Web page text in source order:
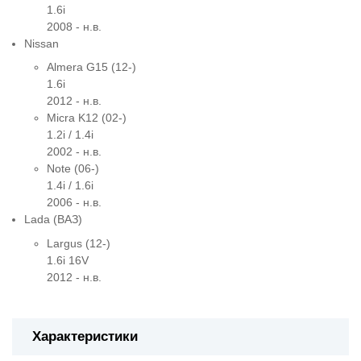
1.6i
2008 - н.в.
Nissan
Almera G15 (12-)
1.6i
2012 - н.в.
Micra K12 (02-)
1.2i / 1.4i
2002 - н.в.
Note (06-)
1.4i / 1.6i
2006 - н.в.
Lada (ВАЗ)
Largus (12-)
1.6i 16V
2012 - н.в.
Характеристики